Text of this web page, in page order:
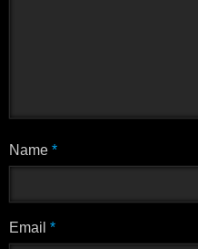
Name *
Email *